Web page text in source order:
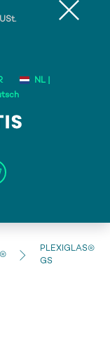
NL |
PLEXIGLAS®
GS